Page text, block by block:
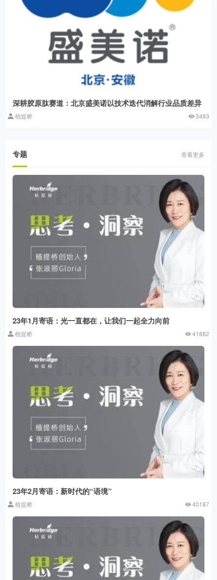
深耕胶原肽赛道：北京盛美诺以技术迭代消解行业品质差异
植提桥 3483
专题 查看更多
23年1月寄语：光一直都在，让我们一起全力向前
植提桥 41882
23年2月寄语：新时代的“语境”
植提桥 40187